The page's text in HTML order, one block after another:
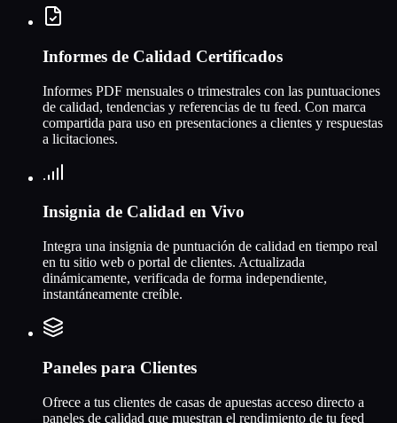
Informes de Calidad Certificados
Informes PDF mensuales o trimestrales con las puntuaciones
de calidad, tendencias y referencias de tu feed. Con marca
compartida para uso en presentaciones a clientes y respuestas
a licitaciones.
Insignia de Calidad en Vivo
Integra una insignia de puntuación de calidad en tiempo real
en tu sitio web o portal de clientes. Actualizada
dinámicamente, verificada de forma independiente,
instantáneamente creíble.
Paneles para Clientes
Ofrece a tus clientes de casas de apuestas acceso directo a
paneles de calidad que muestran el rendimiento de tu feed